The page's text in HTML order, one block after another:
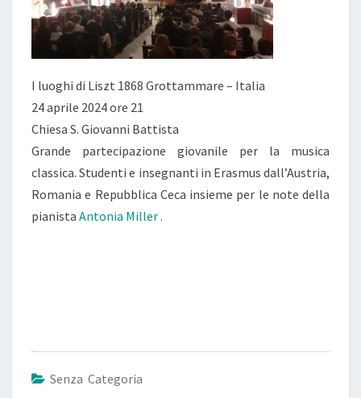
I luoghi di Liszt 1868 Grottammare – Italia
24 aprile 2024 ore 21
Chiesa S. Giovanni Battista
Grande partecipazione giovanile per la musica
classica. Studenti e insegnanti in Erasmus dall’Austria,
Romania e Repubblica Ceca insieme per le note della
pianista Antonia Miller.
Senza Categoria